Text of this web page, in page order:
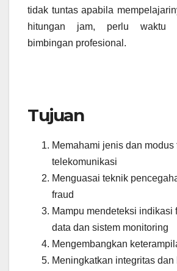
tidak tuntas apabila
hitungan jam, perlu waktu
bimbingan profesional.
Tujuan
Memahami jenis dan modus
telekomunikasi
Menguasai teknik
fraud
Mampu mendeteksi indikasi
data dan sistem monitoring
Mengembangkan
Meningkatkan integritas dan